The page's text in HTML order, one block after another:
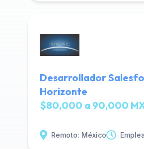
Desarrollador
Horizonte
$80,000 a 90,000
Remoto: México